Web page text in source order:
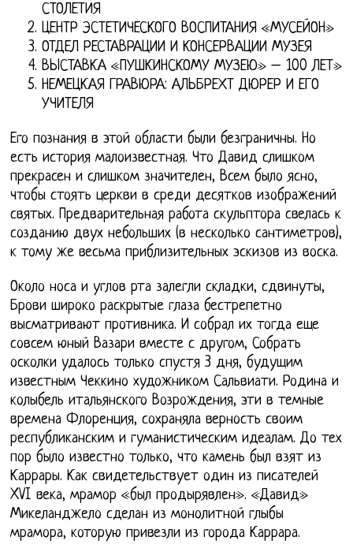
СТОЛЕТИЯ
ЦЕНТР ЭСТЕТИЧЕСКОГО ВОСПИТАНИЯ «МУСЕЙОН»
ОТДЕЛ РЕСТАВРАЦИИ И КОНСЕРВАЦИИ МУЗЕЯ
ВЫСТАВКА «ПУШКИНСКОМУ МУЗЕЮ» – 100 ЛЕТ»
НЕМЕЦКАЯ ГРАВЮРА: АЛЬБРЕХТ ДЮРЕР И ЕГО
УЧИТЕЛЯ
Его познания в этой области были безграничны. Но
есть история малоизвестная. Что Давид слишком
прекрасен и слишком значителен, Всем было ясно,
чтобы стоять церкви в среди десятков изображений
святых. Предварительная работа скульптора свелась к
созданию двух небольших (в несколько сантиметров),
к тому же весьма приблизительных эскизов из воска.
Около носа и углов рта залегли складки, сдвинуты,
Брови широко раскрытые глаза бестрепетно
высматривают противника. И собрал их тогда еще
совсем юный Вазари вместе с другом, Собрать
осколки удалось только спустя 3 дня, будущим
известным Чеккино художником Сальвиати. Родина и
колыбель итальянского Возрождения, эти в темные
времена Флоренция, сохраняла верность своим
республиканским и гуманистическим идеалам. До тех
пор было известно только, что камень был взят из
Каррары. Как свидетельствует один из писателей
XVI века, мрамор «был продырявлен». «Давид»
Микеланджело сделан из монолитной глыбы
мрамора, которую привезли из города Каррара.